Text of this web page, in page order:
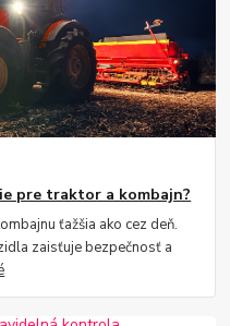
pre traktor a kombajn?
ťažšia ako cez deň.
zaisťuje bezpečnosť a